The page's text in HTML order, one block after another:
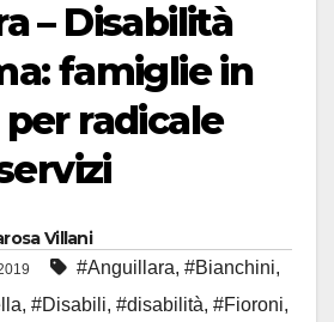
– Disabilità
famiglie in
radicale
Villani
#Anguillara, #Bianchini,
, #Disabili, #disabilità, #Fioroni,